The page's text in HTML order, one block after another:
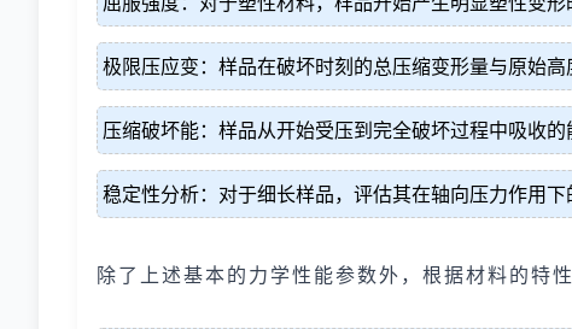
极限压应变：样品在破坏时刻的总压缩变形量与原始高
压缩破坏能：样品从开始受压到完全破坏过程中吸收
稳定性分析：对于细长样品，评估其在轴向压力作用下
除了上述基本的力学性能参数外，根据材料的特